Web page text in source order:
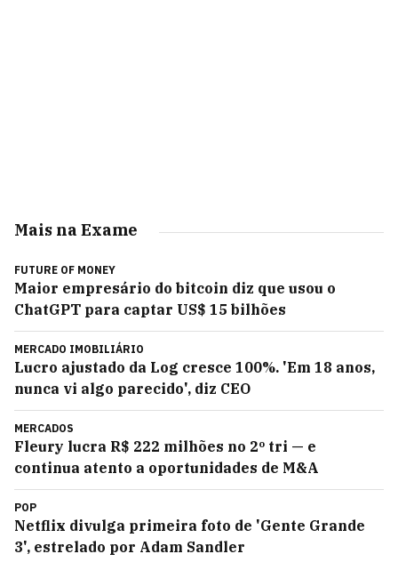
Mais na Exame
FUTURE OF MONEY
Maior empresário do bitcoin diz que usou o
ChatGPT para captar US$ 15 bilhões
MERCADO IMOBILIÁRIO
Lucro ajustado da Log cresce 100%. 'Em 18 anos,
nunca vi algo parecido', diz CEO
MERCADOS
Fleury lucra R$ 222 milhões no 2º tri — e
continua atento a oportunidades de M&A
POP
Netflix divulga primeira foto de 'Gente Grande
3', estrelado por Adam Sandler